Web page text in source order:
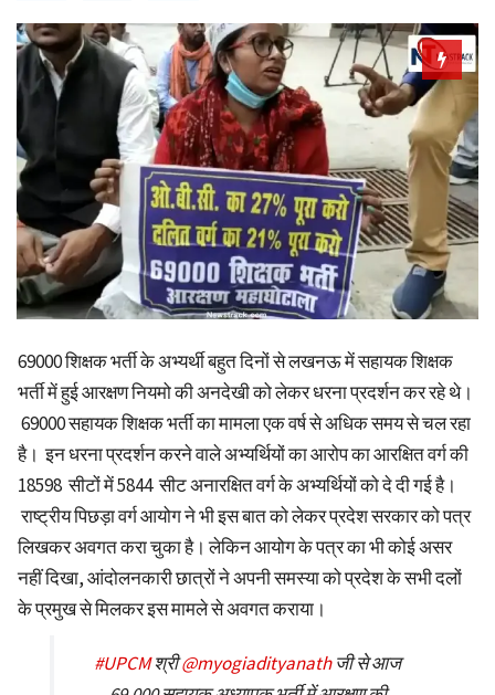
69000 शिक्षक भर्ती के अभ्यर्थी बहुत दिनों से लखनऊ में सहायक शिक्षक
भर्ती में हुई आरक्षण नियमो की अनदेखी को लेकर धरना प्रदर्शन कर रहे थे।
69000 सहायक शिक्षक भर्ती का मामला एक वर्ष से अधिक समय से चल रहा
है। इन धरना प्रदर्शन करने वाले अभ्यर्थियों का आरोप का आरक्षित वर्ग की
18598 सीटों में 5844 सीट अनारक्षित वर्ग के अभ्यर्थियों को दे दी गई है।
राष्ट्रीय पिछड़ा वर्ग आयोग ने भी इस बात को लेकर प्रदेश सरकार को पत्र
लिखकर अवगत करा चुका है। लेकिन आयोग के पत्र का भी कोई असर
नहीं दिखा, आंदोलनकारी छात्रों ने अपनी समस्या को प्रदेश के सभी दलों
के प्रमुख से मिलकर इस मामले से अवगत कराया।
#UPCMश्री@myogiadityanathजी से आज